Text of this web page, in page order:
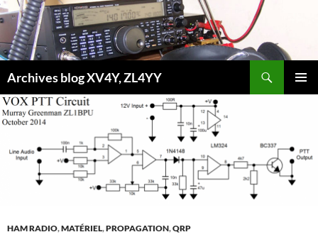
Aller
au
contenu
Archives blog XV4Y, ZL4YY
HAM RADIO,MATÉRIEL,PROPAGATION,QRP